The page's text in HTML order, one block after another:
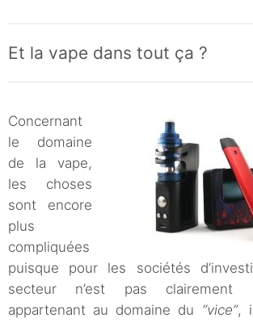
Et la vape dans tout ça ?
Concernant
le domaine
de la vape,
les choses
sont encore
plus
compliquées
puisque pour les sociétés
secteur n’est pas clairement
appartenant au domaine du “vice”,